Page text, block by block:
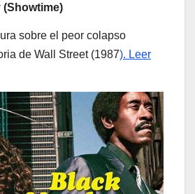
(Showtime)
sobre el peor colapso
de Wall Street (1987). Leer